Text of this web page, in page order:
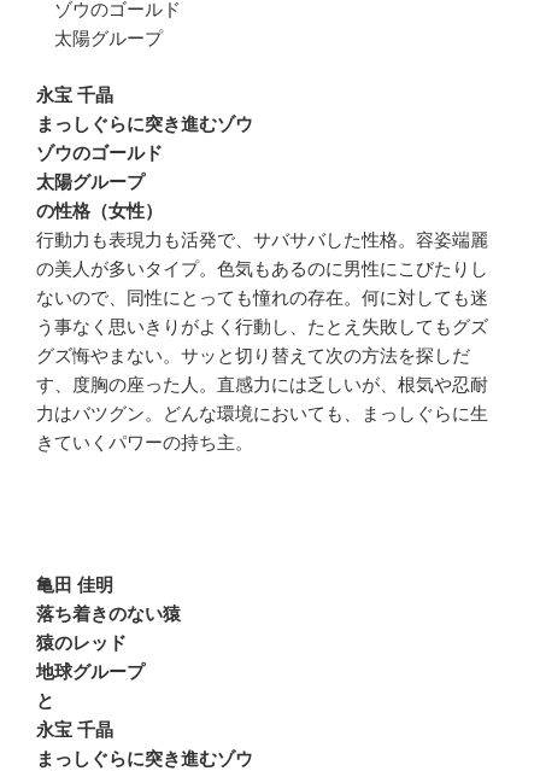
ゾウのゴールド
太陽グループ
永宝 千晶
まっしぐらに突き進むゾウ
ゾウのゴールド
太陽グループ
の性格（女性）
行動力も表現力も活発で、サバサバした性格。容姿端麗
の美人が多いタイプ。色気もあるのに男性にこびたりし
ないので、同性にとっても憧れの存在。何に対しても迷
う事なく思いきりがよく行動し、たとえ失敗してもグズ
グズ悔やまない。サッと切り替えて次の方法を探しだ
す、度胸の座った人。直感力には乏しいが、根気や忍耐
力はバツグン。どんな環境においても、まっしぐらに生
きていくパワーの持ち主。
亀田 佳明
落ち着きのない猿
猿のレッド
地球グループ
と
永宝 千晶
まっしぐらに突き進むゾウ